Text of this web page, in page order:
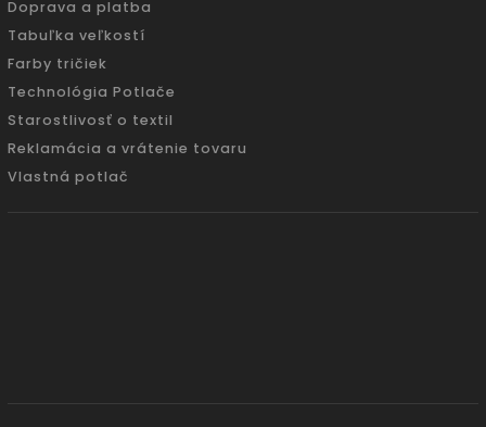
Doprava a platba
Tabuľka veľkostí
Farby tričiek
Technológia Potlače
Starostlivosť o textil
Reklamácia a vrátenie tovaru
Vlastná potlač